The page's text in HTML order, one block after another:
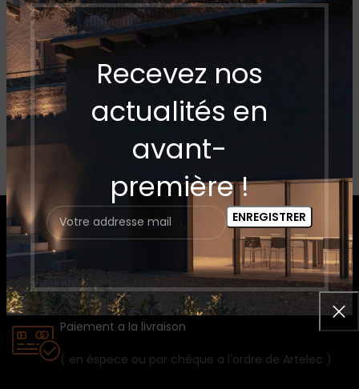
Recevez nos
actualités en
avant-
première !
Livraison a Domicile dans un délai de 24h a 48h
( Gratuite a partir de 150 D.T D'achat )
Paiement a la livraison
( en éspece ou par chéque a l'ordre de Artelec )